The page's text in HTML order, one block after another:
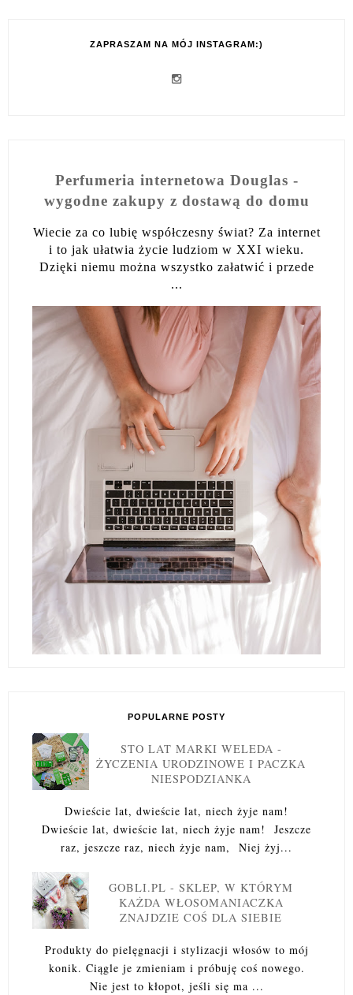
ZAPRASZAM NA MÓJ INSTAGRAM:)
Perfumeria internetowa Douglas -
wygodne zakupy z dostawą do domu
Wiecie za co lubię współczesny świat? Za internet
i to jak ułatwia życie ludziom w XXI wieku.
Dzięki niemu można wszystko załatwić i przede
...
POPULARNE POSTY
STO LAT MARKI WELEDA -
ŻYCZENIA URODZINOWE I PACZKA
NIESPODZIANKA
Dwieście lat, dwieście lat, niech żyje nam!
Dwieście lat, dwieście lat, niech żyje nam! Jeszcze
raz, jeszcze raz, niech żyje nam, Niej żyj...
GOBLI.PL - SKLEP, W KTÓRYM
KAŻDA WŁOSOMANIACZKA
ZNAJDZIE COŚ DLA SIEBIE
Produkty do pielęgnacji i stylizacji włosów to mój
konik. Ciągle je zmieniam i próbuję coś nowego.
Nie jest to kłopot, jeśli się ma ...